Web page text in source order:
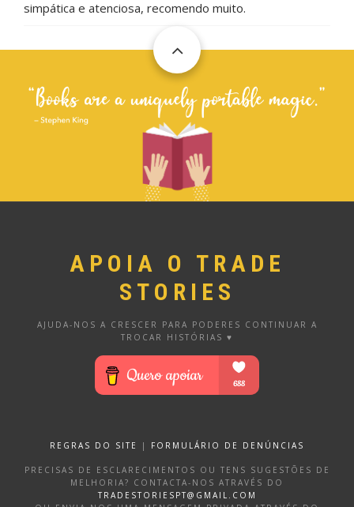
simpática e atenciosa, recomendo muito.
APOIA O TRADE
STORIES
AJUDA-NOS A CRESCER PARA PODERES CONTINUAR A
TROCAR HISTÓRIAS ♥
REGRAS DO SITE | FORMULÁRIO DE DENÚNCIAS
PRECISAS DE ESCLARECIMENTOS OU TENS SUGESTÕES DE
MELHORIA? CONTACTA-NOS ATRAVÉS DO
TRADESTORIESPT@GMAIL.COM